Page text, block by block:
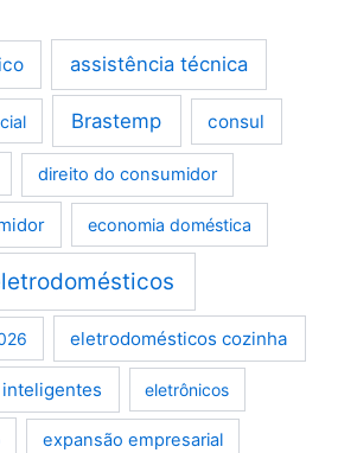
assistência técnica
Brastemp consul
direito do consumidor
economia doméstica
eletrodomésticos cozinha
eletrônicos
expansão empresarial